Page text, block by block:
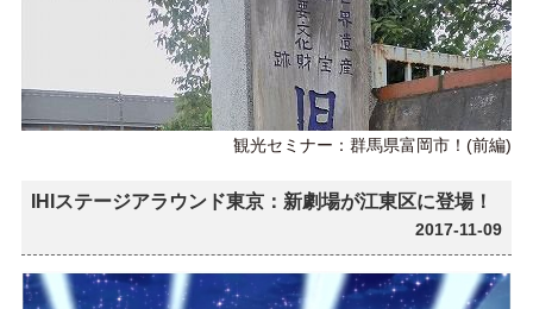
観光セミナー：群馬県富岡市！(前編)
IHIステージアラウンド東京：新劇場が江東区に登場！
2017-11-09